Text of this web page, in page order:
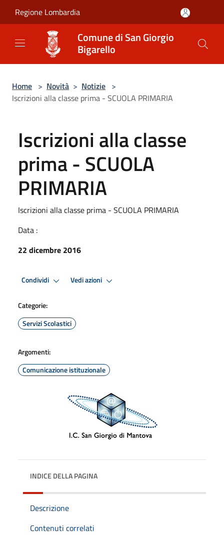
Regione Lombardia
Comune di San Giorgio
Bigarello
Home > Novità > Notizie >
Iscrizioni alla classe prima - SCUOLA PRIMARIA
Iscrizioni alla classe
prima - SCUOLA
PRIMARIA
Iscrizioni alla classe prima - SCUOLA PRIMARIA
Data :
22 dicembre 2016
Condividi Vedi azioni
Categorie:
Servizi Scolastici
Argomenti:
Comunicazione istituzionale
INDICE DELLA PAGINA
Descrizione
Contenuti correlati